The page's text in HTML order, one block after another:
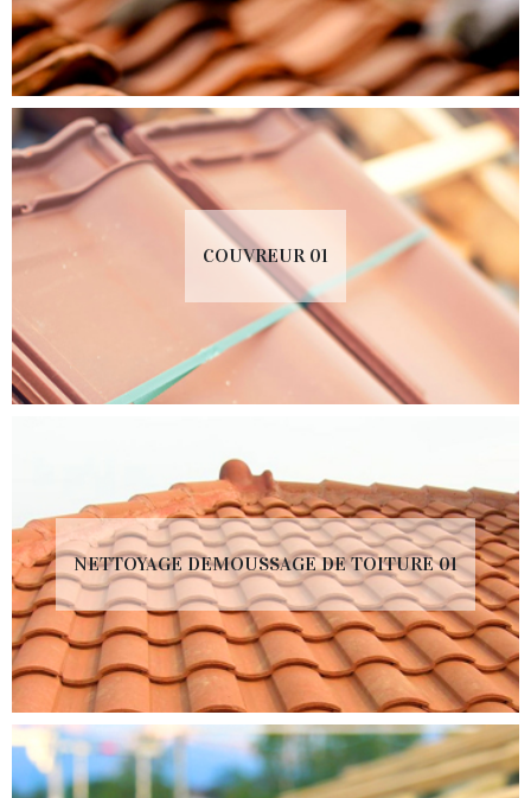
COUVREUR 01
NETTOYAGE DEMOUSSAGE DE TOITURE 01